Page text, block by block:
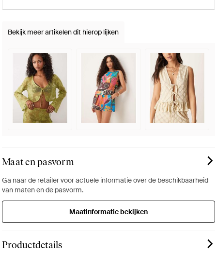
Bekijk meer artikelen dit hierop lijken
Maat en pasvorm
Ga naar de retailer voor actuele informatie over de beschikbaarheid
van maten en de pasvorm.
Maatinformatie bekijken
Productdetails